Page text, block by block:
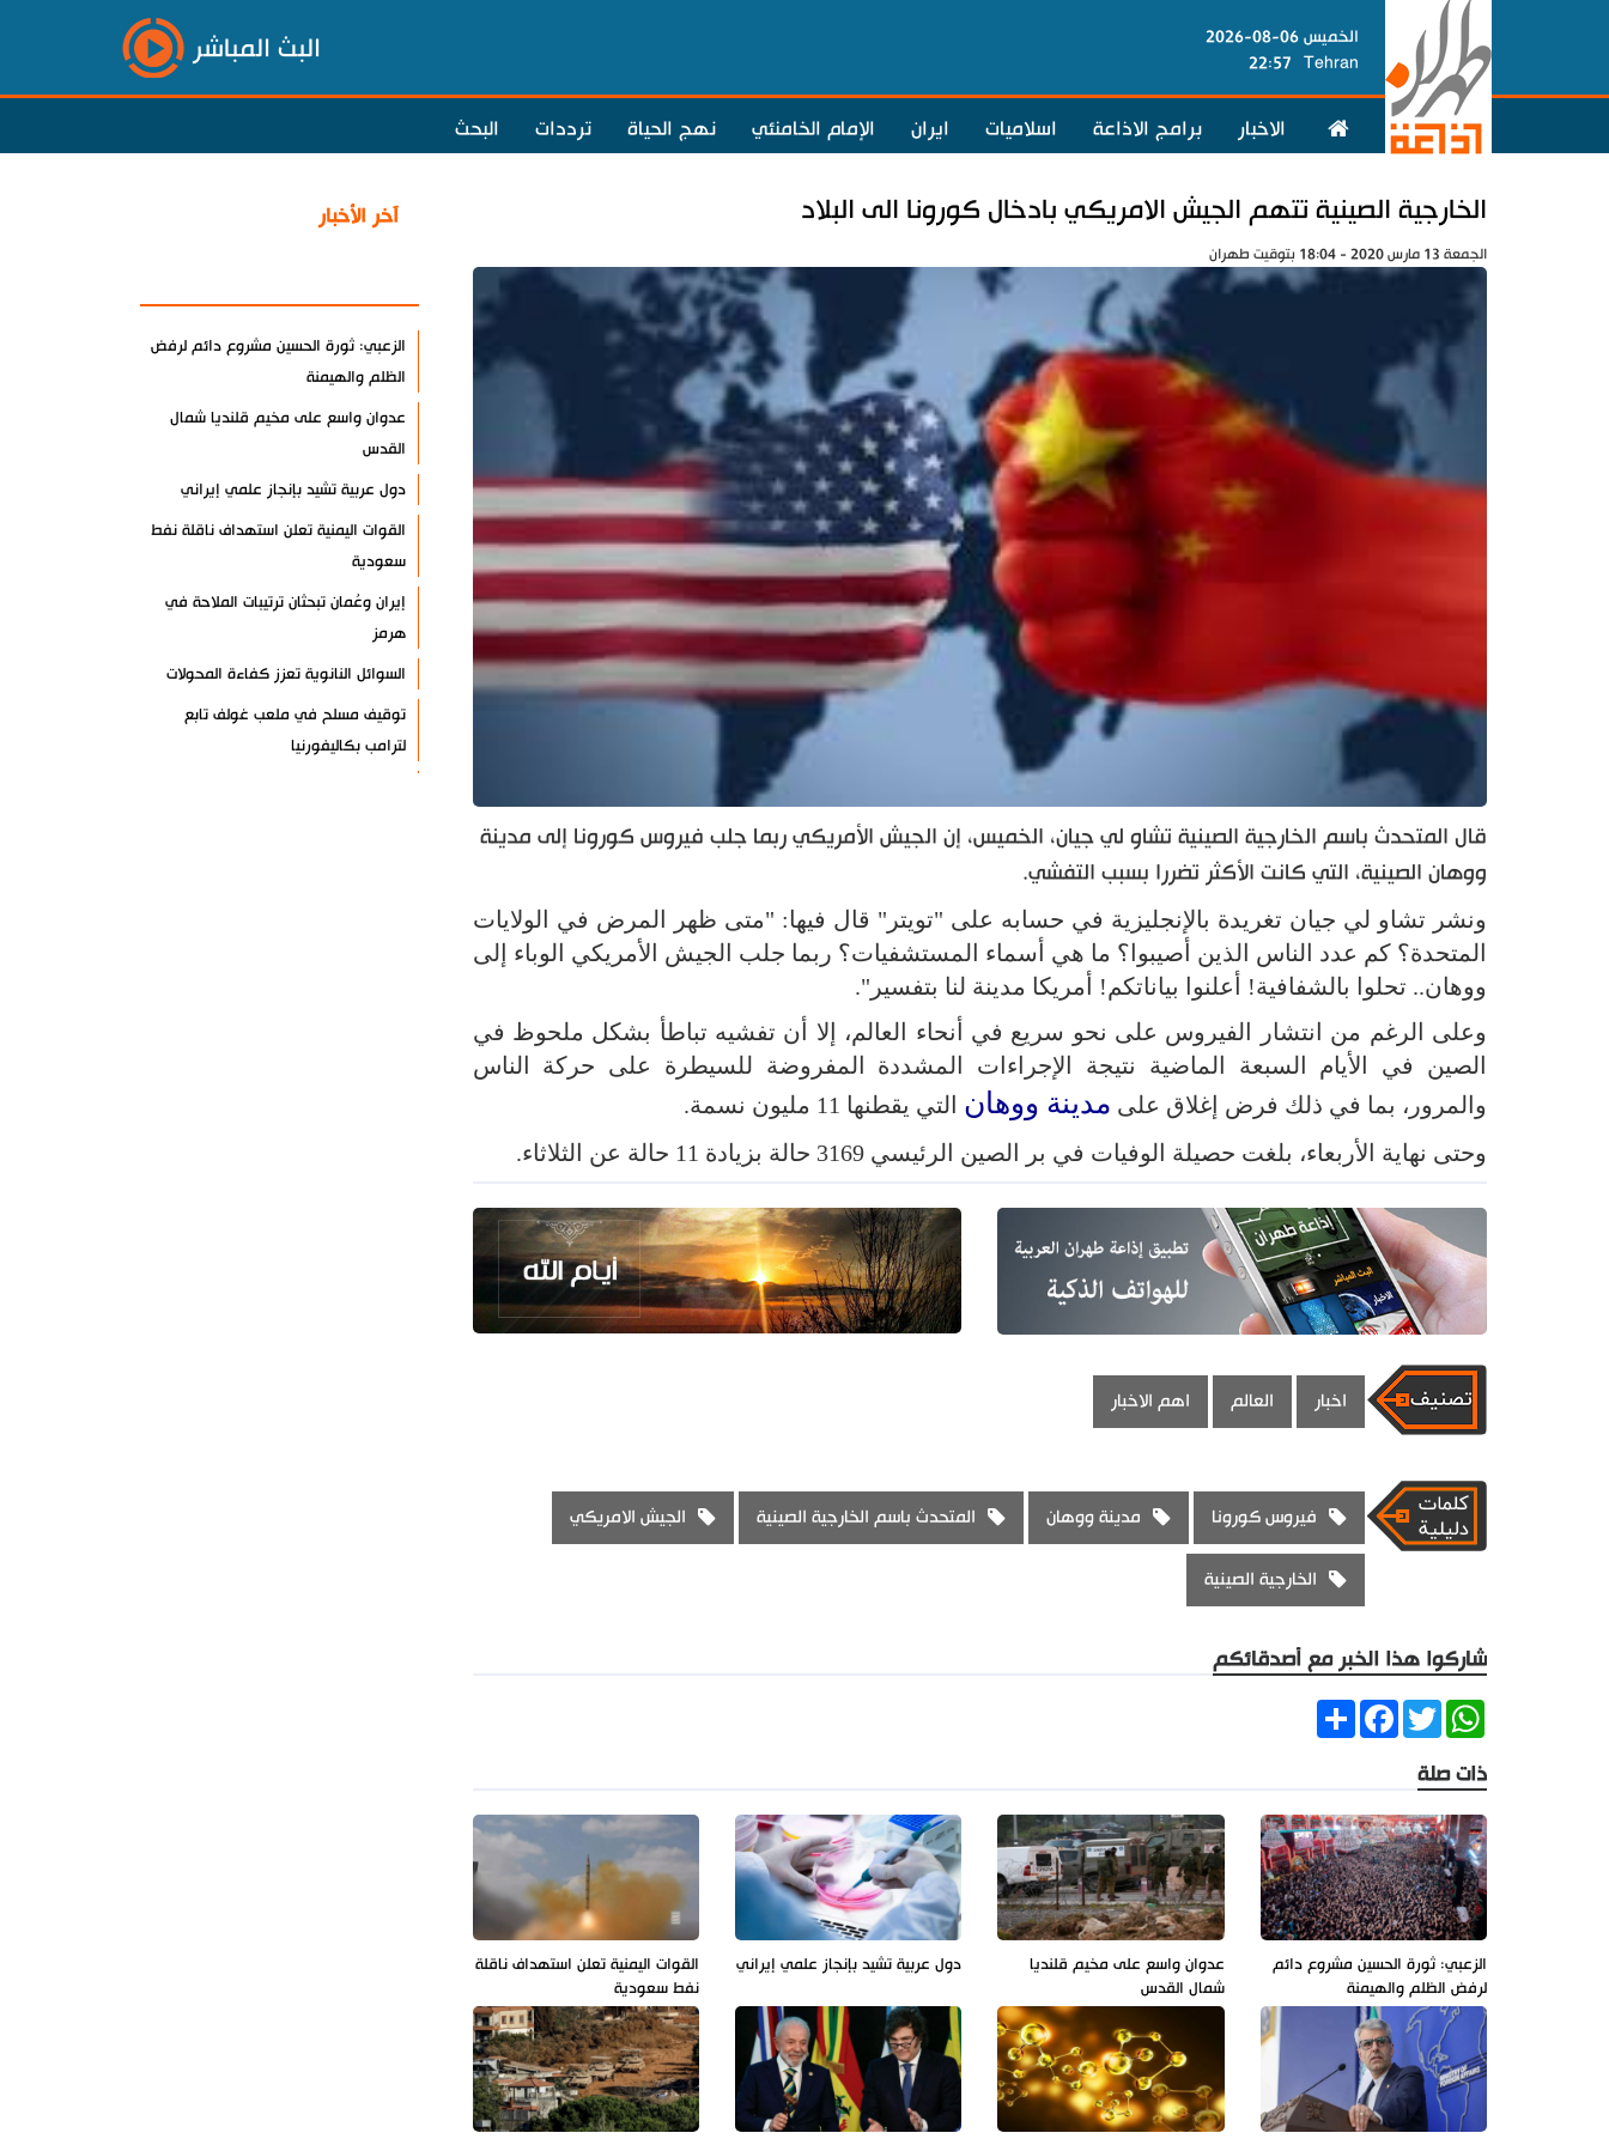
الخميس 06-08-2026
Tehran
22:57 البث المباشر
الاخبار برامج الاذاعة اسلاميات ايران الإمام الخامنئي نهج الحياة ترددات البحث
الخارجية الصينية تتهم الجيش الامريكي بادخال كورونا الى البلاد
الجمعة 13 مارس 2020 - 18:04 بتوقيت طهران
قال المتحدث باسم الخارجية الصينية تشاو لي جيان، الخميس، إن الجيش الأمريكي ربما جلب فيروس كورونا إلى مدينة
ووهان الصينية، التي كانت الأكثر تضررا بسبب التفشي.
ونشر تشاو لي جيان تغريدة بالإنجليزية في حسابه على "تويتر" قال فيها: "متى ظهر المرض في الولايات
المتحدة؟ كم عدد الناس الذين أصيبوا؟ ما هي أسماء المستشفيات؟ ربما جلب الجيش الأمريكي الوباء إلى
ووهان.. تحلوا بالشفافية! أعلنوا بياناتكم! أمريكا مدينة لنا بتفسير".
وعلى الرغم من انتشار الفيروس على نحو سريع في أنحاء العالم، إلا أن تفشيه تباطأ بشكل ملحوظ في
الصين في الأيام السبعة الماضية نتيجة الإجراءات المشددة المفروضة للسيطرة على حركة الناس
والمرور، بما في ذلك فرض إغلاق على مدينة ووهان التي يقطنها 11 مليون نسمة.
وحتى نهاية الأربعاء، بلغت حصيلة الوفيات في بر الصين الرئيسي 3169 حالة بزيادة 11 حالة عن الثلاثاء.
اخبار العالم اهم الاخبار
فيروس كورونا مدينة ووهان المتحدث باسم الخارجية الصينية الجيش الامريكي
الخارجية الصينية
شاركوا هذا الخبر مع أصدقائكم
ShareFacebookTwitter
WhatsApp
ذات صلة
الزعبي: ثورة الحسين مشروع دائم
لرفض الظلم والهيمنة
عدوان واسع على مخيم قلنديا
شمال القدس
دول عربية تشيد بإنجاز علمي إيراني
القوات اليمنية تعلن استهداف ناقلة
نفط سعودية
آخر الأخبار
الزعبي: ثورة الحسين مشروع دائم لرفض
الظلم والهيمنة
عدوان واسع على مخيم قلنديا شمال
القدس
دول عربية تشيد بإنجاز علمي إيراني
القوات اليمنية تعلن استهداف ناقلة نفط
سعودية
إيران وعُمان تبحثان ترتيبات الملاحة في
هرمز
السوائل النانوية تعزز كفاءة المحولات
توقيف مسلح في ملعب غولف تابع
لترامب بكاليفورنيا